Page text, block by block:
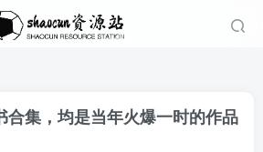
合集，均是当年火爆一时的作品